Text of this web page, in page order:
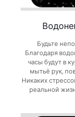
Будьте
Благодаря
часы будут в
мытьё рук,
Никаких
реальной